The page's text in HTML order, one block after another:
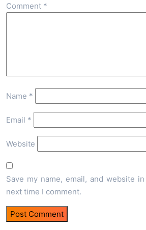
Comment *
Name *
Email *
Website
Save my name, email, and website
next time I comment.